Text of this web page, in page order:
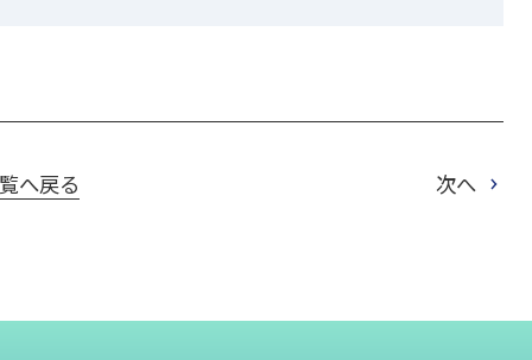
へ戻る 次へ